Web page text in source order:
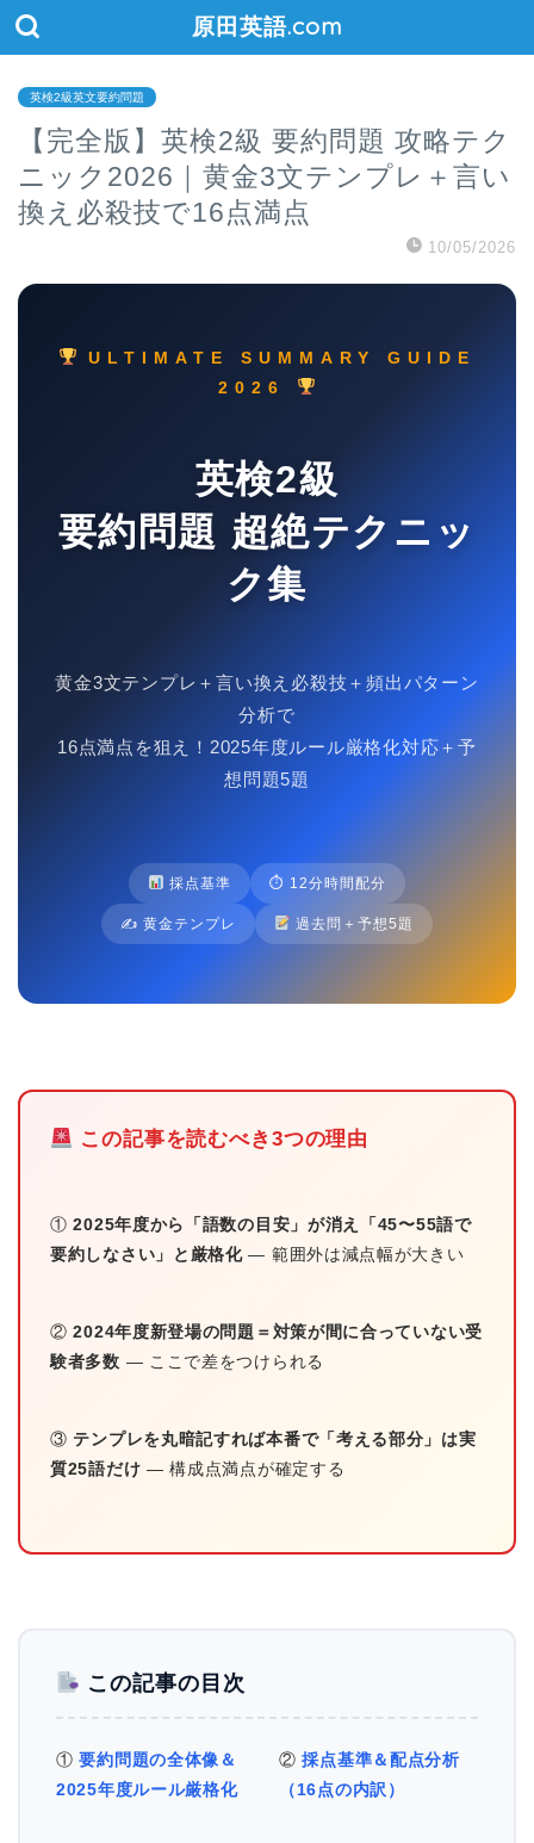
原田英語.com
英検2級英文要約問題
【完全版】英検2級 要約問題 攻略テク
ニック2026｜黄金3文テンプレ＋言い
換え必殺技で16点満点
10/05/2026
ULTIMATE SUMMARY GUIDE
2026
英検2級
要約問題 超絶テクニッ
ク集
黄金3文テンプレ＋言い換え必殺技＋頻出パターン
分析で
16点満点を狙え！2025年度ルール厳格化対応＋予
想問題5題
採点基準 ⏱ 12分時間配分
✍️ 黄金テンプレ 過去問＋予想5題
この記事を読むべき3つの理由
①2025年度から「語数の目安」が消え「45〜55語で
要約しなさい」と厳格化— 範囲外は減点幅が大きい
②2024年度新登場の問題＝対策が間に合っていない受
験者多数 — ここで差をつけられる
③ テンプレを丸暗記すれば本番で「考える部分」は実
質25語だけ — 構成点満点が確定する
この記事の目次
①要約問題の全体像＆
2025年度ルール厳格化
②採点基準＆配点分析
（16点の内訳）